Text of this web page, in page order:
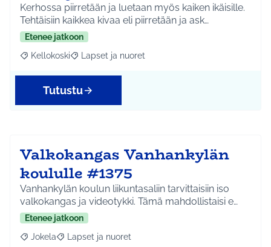
Kerhossa piirretään ja luetaan myös kaiken ikäisille.
Tehtäisiin kaikkea kivaa eli piirretään ja ask…
Etenee jatkoon
Rajaa tulokset aihepiirin mukaan: Kellokoski
Kellokoski Rajaa tulokset teeman mukaan: Lapset ja nuoret
Lapset ja nuoret
Tutustu
Valkokangas Vanhankylän
koululle #1375
Vanhankylän koulun liikuntasaliin tarvittaisiin iso
valkokangas ja videotykki. Tämä mahdollistaisi e…
Etenee jatkoon
Rajaa tulokset aihepiirin mukaan: Jokela
Jokela Rajaa tulokset teeman mukaan: Lapset ja nuoret
Lapset ja nuoret